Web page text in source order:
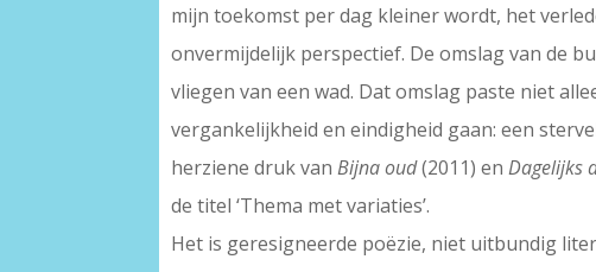
mijn toekomst per dag kleiner wordt, het
onvermijdelijk perspectief. De omslag van de
vliegen van een wad. Dat omslag paste niet
vergankelijkheid en eindigheid gaan: een
herziene druk vanBijna oud(2011) enDagelijks
de titel ‘Thema met variaties’.
Het is geresigneerde poëzie, niet uitbundig